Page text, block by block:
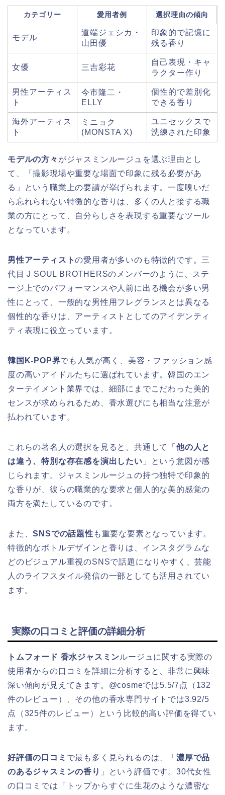
カテゴリー 愛用者例 選択理由の傾向
モデル
道端ジェシカ・
山田優
印象的で記憶に
残る香り
女優 三吉彩花
自己表現・キャ
ラクター作り
男性アーティス
ト
今市隆二・
ELLY
個性的で差別化
できる香り
海外アーティス
ト
ミニョク
(MONSTA X)
ユニセックスで
洗練された印象
モデルの方々 がジャスミンルージュを選ぶ理由とし
て、「撮影現場や重要な場面で印象に残る必要があ
る」という職業上の要請が挙げられます。一度嗅いだ
ら忘れられない特徴的な香りは、多くの人と接する職
業の方にとって、自分らしさを表現する重要なツール
となっています。
男性アーティストの愛用者が多いのも特徴的です。三
代目 J SOUL BROTHERSのメンバーのように、ステ
ージ上でのパフォーマンスや人前に出る機会が多い男
性にとって、一般的な男性用フレグランスとは異なる
個性的な香りは、アーティストとしてのアイデンティ
ティ表現に役立っています。
韓国K-POP界でも人気が高く、美容・ファッション感
度の高いアイドルたちに選ばれています。韓国のエン
ターテイメント業界では、細部にまでこだわった美的
センスが求められるため、香水選びにも相当な注意が
払われています。
これらの著名人の選択を見ると、共通して「 他の人と
は違う、特別な存在感を演出したい 」という意図が感
じられます。ジャスミンルージュの持つ独特で印象的
な香りが、彼らの職業的な要求と個人的な美的感覚の
両方を満たしているのです。
また、SNSでの話題性 も重要な要素となっています。
特徴的なボトルデザインと香りは、インスタグラムな
どのビジュアル重視のSNSで話題になりやすく、芸能
人のライフスタイル発信の一部としても活用されてい
ます。
実際の口コミと評価の詳細分析
トムフォード 香水ジャスミンルージュに関する実際の
使用者からの口コミを詳細に分析すると、非常に興味
深い傾向が見えてきます。@cosmeでは5.5/7点（132
件のレビュー）、その他の香水専門サイトでは3.92/5
点（325件のレビュー）という比較的高い評価を得てい
ます。
好評価の口コミ で最も多く見られるのは、「濃厚で品
のあるジャスミンの香り 」という評価です。30代女性
の口コミでは「トップからすぐに生花のような濃密な